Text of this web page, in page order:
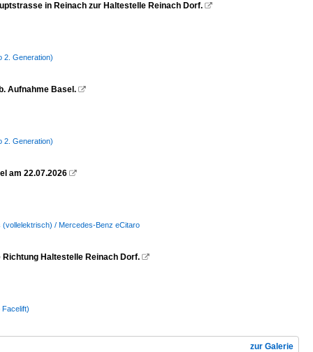
in Reinach zur Haltestelle Reinach Dorf. 
2. Generation)
Aufnahme Basel. 
2. Generation)
am 22.07.2026 
(vollelektrisch) / Mercedes-Benz eCitaro
Haltestelle Reinach Dorf. 
zur Galerie